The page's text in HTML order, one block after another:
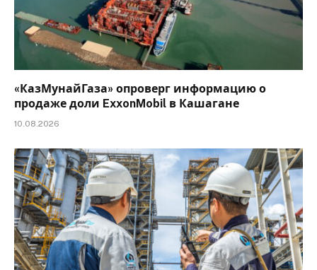
«КазМунайГаза» опроверг информацию о
продаже доли ExxonMobil в Кашагане
10.08.2026